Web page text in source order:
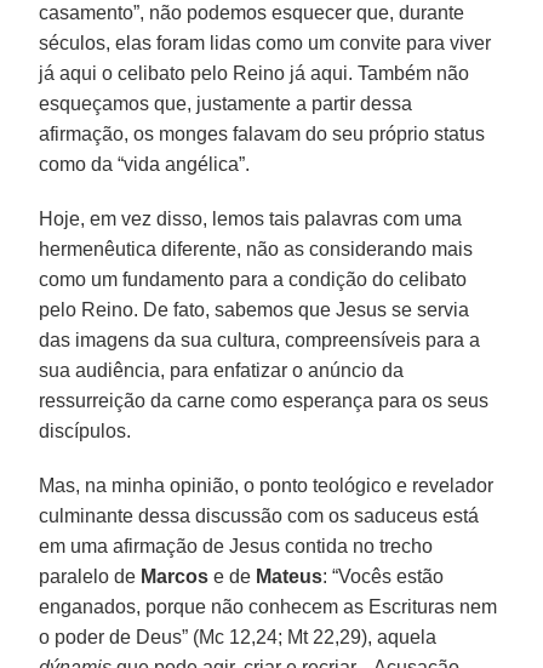
casamento”, não podemos esquecer que, durante
séculos, elas foram lidas como um convite para viver
já aqui o celibato pelo Reino já aqui. Também não
esqueçamos que, justamente a partir dessa
afirmação, os monges falavam do seu próprio status
como da “vida angélica”.
Hoje, em vez disso, lemos tais palavras com uma
hermenêutica diferente, não as considerando mais
como um fundamento para a condição do celibato
pelo Reino. De fato, sabemos que Jesus se servia
das imagens da sua cultura, compreensíveis para a
sua audiência, para enfatizar o anúncio da
ressurreição da carne como esperança para os seus
discípulos.
Mas, na minha opinião, o ponto teológico e revelador
culminante dessa discussão com os saduceus está
em uma afirmação de Jesus contida no trecho
paralelo de Marcos e de Mateus: “Vocês estão
enganados, porque não conhecem as Escrituras nem
o poder de Deus” (Mc 12,24; Mt 22,29), aquela